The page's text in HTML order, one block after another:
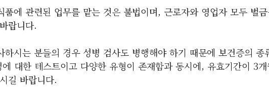
품에 관련된 업무를 맡는 것은 불법이며, 근로자와 영업자 모두 벌
랍니다.
하시는 분들의 경우 성병 검사도 병행해야 하기 때문에 보건증의 종
대한 테스트이고 다양한 유형이 존재함과 동시에, 유효기간이 3
길 바랍니다.